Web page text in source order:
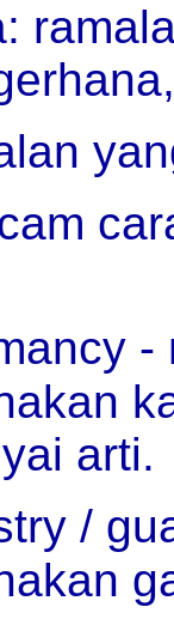
-
arti.
/